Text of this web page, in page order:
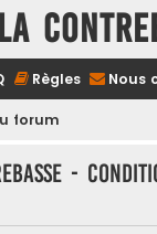
Règles Nous
forum
-